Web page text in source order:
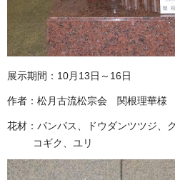
展示期間：10月13日～16日
作者：松月古流松宗会 関根理華様
花材：パンパス、ドウダンツツジ、
コギク、ユリ